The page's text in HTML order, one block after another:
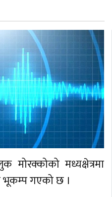
मोरक्कोको मध्यक्षेत्रमा
भूकम्प गएको छ ।